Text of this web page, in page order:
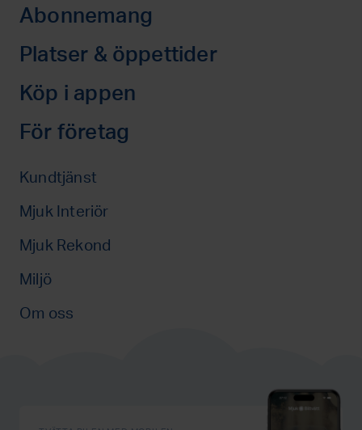
Abonnemang
Privat
Platser & öppettider
Borås (2)
Stor-Göteborg (8)
Stor-Stockholm (5)
Varberg (1)
Västerås (2)
Köp i appen
För företag
Kontakt & offert
Mjuk Interiör
Nöjda kunder
Hantera avtal
Kundtjänst
Mjuk Interiör
Mjuk Rekond
Miljö
Om oss